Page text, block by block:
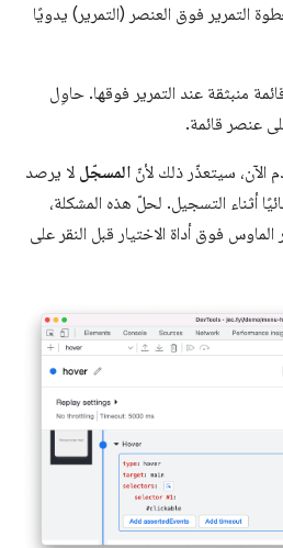
التمرير فوق العنصر (التمرير) يدويًا
منبثقة عند التمرير فوقها. حاوِل
عنصر قائمة.
الآن، سيتعذّر ذلك لأنّ المسجّل لا يرصد
أثناء التسجيل. لحلّ هذه المشكلة،
الماوس فوق أداة الاختيار قبل النقر على